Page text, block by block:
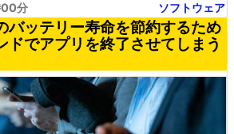
分 ソフトウェア
バッテリー寿命を節約するため
ドでアプリを終了させてしまう